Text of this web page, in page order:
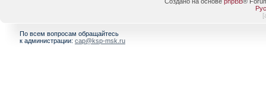
[
По всем вопросам обращайтесь
к администрации: cap@ksp-msk.ru